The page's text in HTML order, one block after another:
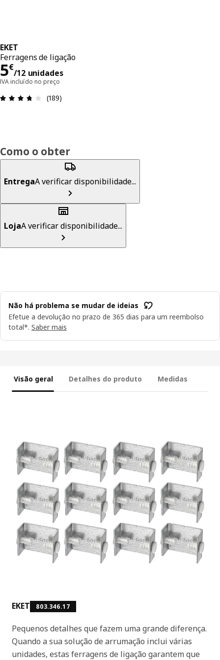
EKET
Ferragens de ligação
5€
/12 unidades
Preço 5€/12 unidades
IVA incluído no preço
Avaliações: 3.7 de 5 estrelas. Total de
(189)
Como o obter
EntregaA verificar disponibilidade...
LojaA verificar disponibilidade...
Não há problema se mudar de ideias
Efetue a devolução no prazo de 365 dias para um reembolso
total*. Saber mais
Visão geral Detalhes do produto Medidas
EKET 803.346.17
Pequenos detalhes que fazem uma grande diferença.
Quando a sua solução de arrumação inclui várias
unidades, estas ferragens de ligação garantem que